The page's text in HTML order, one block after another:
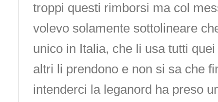
troppi questi rimborsi ma col
volevo solamente sottolineare
unico in Italia, che li usa tutti
altri li prendono e non si sa che
intenderci la leganord ha preso